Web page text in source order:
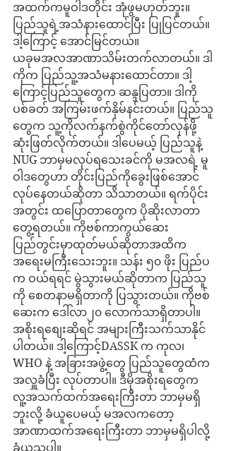
အထက်ကမူဝါဒတိုင်း အုံဖွမဟုတ်ဘူး။
ပြည်သူရဲ့အသံနားထောင်ပြီး ပြုပြင်တယ်။
ဒါ့ကြောင့် အောင်မြင်တယ်။
ယခုမအလအာဏာသိမ်းတက်လာတယ်။ ဒါ
ကိုက ပြည်သူ့အသံမနားထောင်တာ။ ဒါ့
ကြောင့်ပြည်သူတွေက ဆန္ဒပြတာ။ ဒါကို
ပစ်ခတ် အကြမ်းဖက်နှိမ်နင်းတယ်။ ပြည်သူ
တွေက သူ့ကိုလက်နက်စွဲကိုင်တော်လှန်ဖို့
ဆုံးဖြတ်လိုက်တယ်။ ဒါပေမယ့် ပြည်သူနဲ့
NUG ဘာမှမလုပ်ရသေးခင်ကို မအလရဲ့ မူ
ဝါဒတွေဟာ တိုင်းပြည်ကိုခွေးဖြစ်အောင်
လုပ်နေတယ်ဆိုတာ သိသာတယ်။ ရက်ပိုင်း
အတွင်း ထပြောတာတွေက ပိုဆိုးလာတာ
တွေ့ရတယ်။ ကိုဗစ်ကာကွယ်ဆေး
ပြည်တွင်းမှာထုတ်မယ်ဆိုတာအထိက
အရေးမကြီးသေးဘူး။ သန်း ၅၀ ဖိုး ပြည်ပ
က ဝယ်ရရင် မွဲသွားမယ်ဆိုတာက ပြည်သူ
ကို စေတနာမရှိတာကို ပြသွားတယ်။ ကိုဗစ်
ဆေးက ဒေါ်လာ၂၀ လောက်သာရှိတာပါ။
အစိုးရစျေးဆိုရင် အများကြီးသက်သာနိုင်
ပါတယ်။ ဒါ့ကြောင့်DASSK က ကုလ၊
WHO နဲ့ အခြားအဖွဲ့တွေ ပြည်သူတွေထံက
အလှူခံပြီး လုပ်တာပါ။ ဒီမိုအစိုးရတွေက
လူ့အသက်ထက်အရေးကြီးတာ ဘာမှမရှိ
ဘူးလို့ ခံယူပေမယ့် မအလကတော့
အာဏာထက်အရေးကြီးတာ ဘာမှမရှိပါလို့
ခံယူသူပါ။